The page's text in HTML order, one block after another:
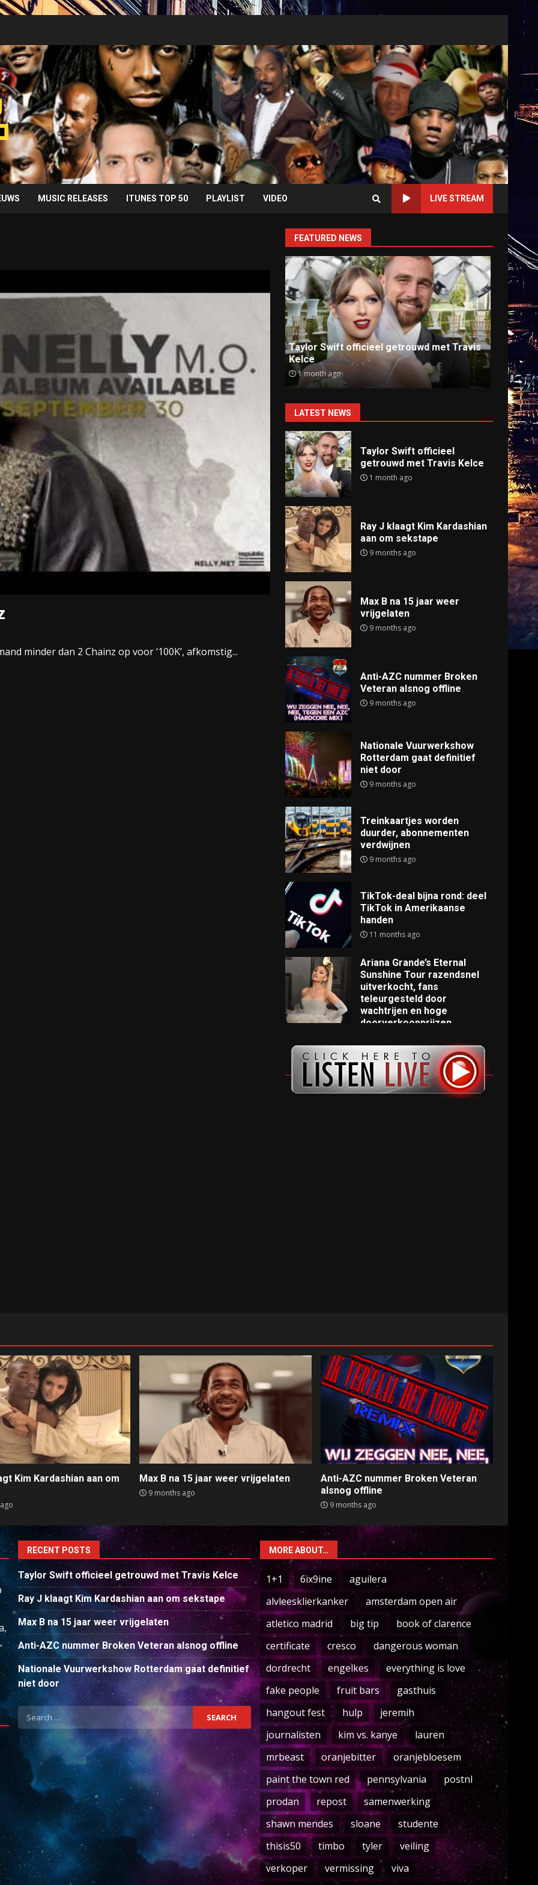
MUSIC RELEASES ITUNES TOP 50 PLAYLIST VIDEO LIVE STREAM
minder dan 2 Chainz op voor ‘100K’, afkomstig...
FEATURED NEWS
Taylor Swift officieel getrouwd met Travis
Kelce
1 month ago
Ray J klaagt Kim Kardashian aan om
sekstape
9 months ago
Anti-
9
LATEST NEWS
Taylor Swift officieel
getrouwd met Travis Kelce
1 month ago
Ray J klaagt Kim Kardashian
aan om sekstape
9 months ago
Max B na 15 jaar weer
vrijgelaten
9 months ago
Anti-AZC nummer Broken
Veteran alsnog offline
9 months ago
Nationale Vuurwerkshow
Rotterdam gaat definitief
niet door
9 months ago
Treinkaartjes worden
duurder, abonnementen
verdwijnen
9 months ago
TikTok-deal bijna rond: deel
TikTok in Amerikaanse
handen
11 months ago
Ariana Grande’s Eternal
Sunshine Tour razendsnel
uitverkocht, fans
teleurgesteld door
wachtrijen en hoge
doorverkoopprijzen
Kim Kardashian aan om
Max B na 15 jaar weer vrijgelaten
9 months ago
Anti-AZC nummer Broken Veteran
alsnog offline
9 months ago
RECENT POSTS
Taylor Swift officieel getrouwd met Travis Kelce
Ray J klaagt Kim Kardashian aan om sekstape
Max B na 15 jaar weer vrijgelaten
Anti-AZC nummer Broken Veteran alsnog offline
Nationale Vuurwerkshow Rotterdam gaat definitief
niet door
Search
for:
MORE ABOUT…
1+1 6ix9ine
aguilera
alvleesklierkanker
amsterdam open air
atletico madrid
big tip
book of clarence
certificate
cresco
dangerous woman
dordrecht
engelkes
everything is love
fake people
fruit bars
gasthuis
hangout fest
hulp
jeremih
journalisten
kim vs. kanye
lauren
mrbeast
oranjebitter
oranjebloesem
paint the town red
pennsylvania
postnl
prodan
repost
samenwerking
shawn mendes
sloane
studente
thisis50
timbo tyler
veiling
verkoper
vermissing
viva